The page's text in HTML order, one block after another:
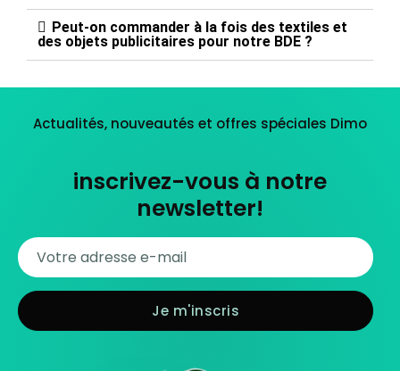
Peut-on commander à la fois des textiles et
des objets publicitaires pour notre BDE ?
Actualités, nouveautés et offres spéciales Dimo
inscrivez-vous à notre
newsletter!